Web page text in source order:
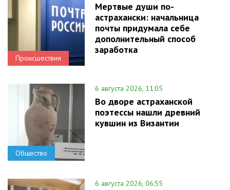
Происшествия
Мертвые души по-
астрахански: начальница
почты придумала себе
дополнительный способ
заработка
Общество
6 августа 2026, 11:05
Во дворе астраханской
поэтессы нашли древний
кувшин из Византии
6 августа 2026, 06:55